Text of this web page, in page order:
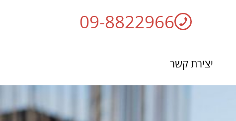
09-8822966
יצירת קשר